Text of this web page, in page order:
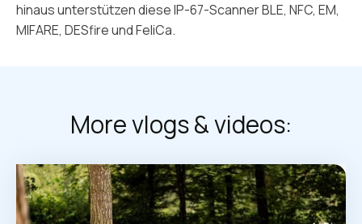
hinaus unterstützen diese IP-67-Scanner BLE, NFC, EM,
MIFARE, DESfire und FeliCa.
More vlogs & videos: